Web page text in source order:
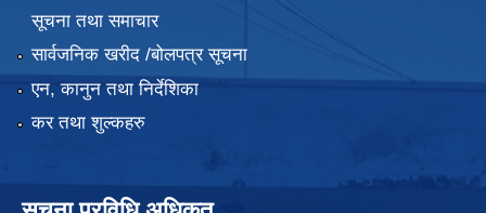
सूचना तथा समाचार
सार्वजनिक खरीद /बोलपत्र सूचना
एन, कानुन तथा निर्देशिका
कर तथा शुल्कहरु